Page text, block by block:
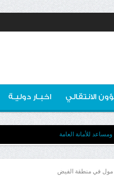
الانتقالي اخبـار دوليـة
للأمانة العامة
مول في منطقة الفيض